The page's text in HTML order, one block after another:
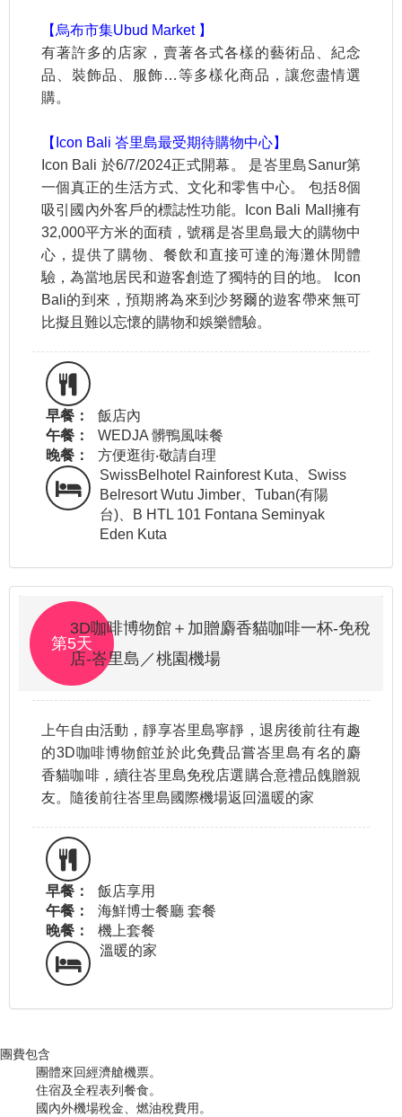
【烏布市集Ubud Market 】
有著許多的店家，賣著各式各樣的藝術品、紀念
品、裝飾品、服飾…等多樣化商品，讓您盡情選
購。
【Icon Bali 峇里島最受期待購物中心】
Icon Bali 於6/7/2024正式開幕。 是峇里島Sanur第
一個真正的生活方式、文化和零售中心。 包括8個
吸引國內外客戶的標誌性功能。Icon Bali Mall擁有
32,000平方米的面積，號稱是峇里島最大的購物中
心，提供了購物、餐飲和直接可達的海灘休閒體
驗，為當地居民和遊客創造了獨特的目的地。 Icon
Bali的到來，預期將為來到沙努爾的遊客帶來無可
比擬且難以忘懷的購物和娛樂體驗。
早餐：
飯店內
午餐：
WEDJA 髒鴨風味餐
晚餐：
方便逛街‧敬請自理
SwissBelhotel Rainforest Kuta、Swiss
Belresort Wutu Jimber、Tuban(有陽
台)、B HTL 101 Fontana Seminyak
Eden Kuta
第5天
3D咖啡博物館＋加贈麝香貓咖啡一杯-免稅
店-峇里島／桃園機場
上午自由活動，靜享峇里島寧靜，退房後前往有趣
的3D咖啡博物館並於此免費品嘗峇里島有名的麝
香貓咖啡，續往峇里島免稅店選購合意禮品餽贈親
友。隨後前往峇里島國際機場返回溫暖的家
早餐：
飯店享用
午餐：
海鮮博士餐廳 套餐
晚餐：
機上套餐
溫暖的家
團費包含
團體來回經濟艙機票。
住宿及全程表列餐食。
國內外機場稅金、燃油稅費用。